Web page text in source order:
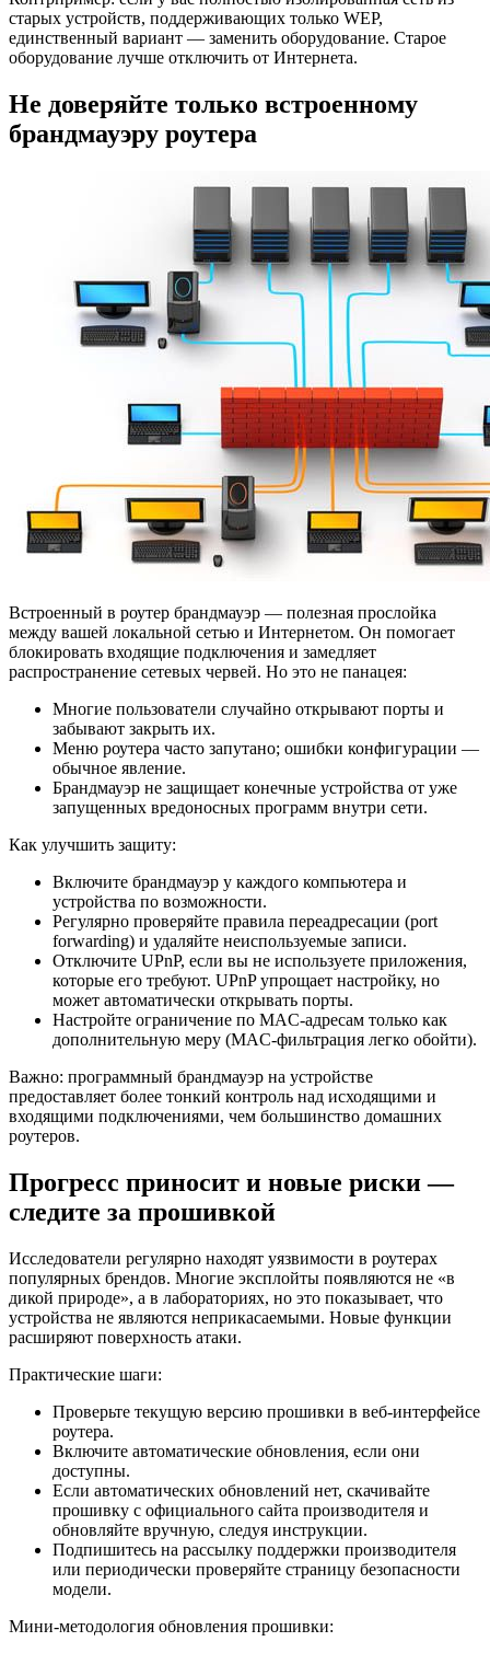
старых устройств, поддерживающих только WEP,
единственный вариант — заменить оборудование. Старое
оборудование лучше отключить от Интернета.
Не доверяйте только встроенному
брандмауэру роутера
Встроенный в роутер брандмауэр — полезная прослойка
между вашей локальной сетью и Интернетом. Он помогает
блокировать входящие подключения и замедляет
распространение сетевых червей. Но это не панацея:
Многие пользователи случайно открывают порты и
забывают закрыть их.
Меню роутера часто запутано; ошибки конфигурации —
обычное явление.
Брандмауэр не защищает конечные устройства от уже
запущенных вредоносных программ внутри сети.
Как улучшить защиту:
Включите брандмауэр у каждого компьютера и
устройства по возможности.
Регулярно проверяйте правила переадресации (port
forwarding) и удаляйте неиспользуемые записи.
Отключите UPnP, если вы не используете приложения,
которые его требуют. UPnP упрощает настройку, но
может автоматически открывать порты.
Настройте ограничение по MAC‑адресам только как
дополнительную меру (MAC‑фильтрация легко обойти).
Важно: программный брандмауэр на устройстве
предоставляет более тонкий контроль над исходящими и
входящими подключениями, чем большинство домашних
роутеров.
Прогресс приносит и новые риски —
следите за прошивкой
Исследователи регулярно находят уязвимости в роутерах
популярных брендов. Многие эксплойты появляются не «в
дикой природе», а в лабораториях, но это показывает, что
устройства не являются неприкасаемыми. Новые функции
расширяют поверхность атаки.
Практические шаги:
Проверьте текущую версию прошивки в веб‑интерфейсе
роутера.
Включите автоматические обновления, если они
доступны.
Если автоматических обновлений нет, скачивайте
прошивку с официального сайта производителя и
обновляйте вручную, следуя инструкции.
Подпишитесь на рассылку поддержки производителя
или периодически проверяйте страницу безопасности
модели.
Мини‑методология обновления прошивки: